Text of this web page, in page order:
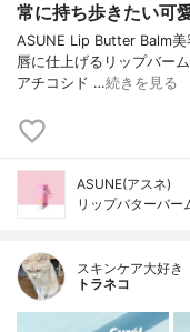
常に持ち歩きたい可
ASUNE Lip Butter Balm
唇に仕上げるリップバー
アチコシド …続きを見る
ASUNE(アスネ)
リップバターバー
スキンケア大好き
トラネコ